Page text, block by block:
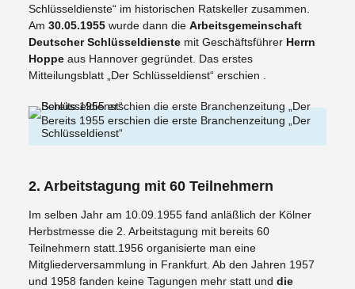
Schlüsseldienste“ im historischen Ratskeller zusammen.
Am 30.05.1955wurde dann die Arbeitsgemeinschaft
Deutscher Schlüsseldienstemit Geschäftsführer Herrn
Hoppeaus Hannover gegründet. Das erstes
Mitteilungsblatt „Der Schlüsseldienst“ erschien .
Bereits 1955 erschien die erste Branchenzeitung „Der
Schlüsseldienst“
2. Arbeitstagung mit 60 Teilnehmern
Im selben Jahr am 10.09.1955 fand anläßlich der Kölner
Herbstmesse die 2. Arbeitstagung mit bereits 60
Teilnehmern statt.1956 organisierte man eine
Mitgliederversammlung in Frankfurt. Ab den Jahren 1957
und 1958 fanden keine Tagungen mehr statt und die